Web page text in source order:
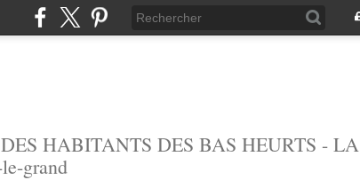
HABITANTS DES BAS HEURTS - LA
grand